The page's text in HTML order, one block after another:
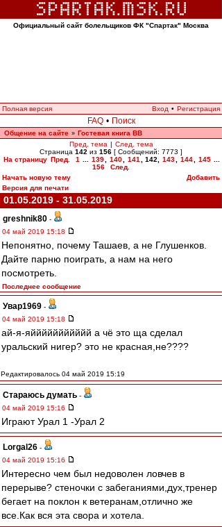
Официальный сайт болельщиков ФК "Спартак" Москва
Полная версия Вход • Регистрация
FAQ • Поиск
Общение на сайте » Гостевая книга ВВ
Пред. тема | След. тема
Страница 142 из 156 [ Сообщений: 7773 ]
На страницу Пред. 1 139 140 141 142 143 144 145
156
След.
Начать новую тему
Добавить
Версия для печати
01.05.2019 - 31.05.2019
greshnik80 -
04 май 2019 15:18
Непонятно, почему Ташаев, а не Глушенков.
Дайте парню поиграть, а нам на него
посмотреть.
Последнее сообщение
Увар1969 -
04 май 2019 15:18
ай-я-яййййййййййй а чё это ща сделал
уральский нигер? это не красная,не????
Редактировалось 04 май 2019 15:19
Стараюсь думать -
04 май 2019 15:16
Играют Урал 1 -Урал 2
Lorgal26 -
04 май 2019 15:16
Интересно чем был недоволен ловчев в
перерыве? стеночки с забеганиями,дух,тренер
бегает на поклон к ветеранам,отлично же
все.Как вся эта свора и хотела.